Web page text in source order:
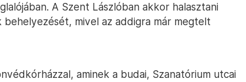
A Szent Lászlóban akkor halasztani
mivel az addigra már megtelt
aminek a budai, Szanatórium utcai